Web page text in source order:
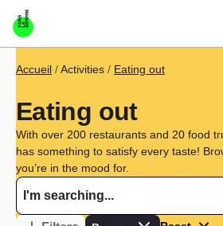
Skip to main content
Breadcrumb
Accueil Activities Eating out
Eating out
With over 200 restaurants and 20 food
has something to satisfy every taste!
you’re in the mood for.